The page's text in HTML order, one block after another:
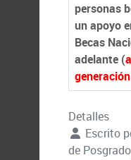
personas
un apoyo
Becas
adelante (
Detalles
Escrito
de